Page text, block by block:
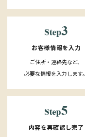
お客様情報を入力
ご住所・連絡先など、
必要な情報を入力します。
内容を再確認し完了